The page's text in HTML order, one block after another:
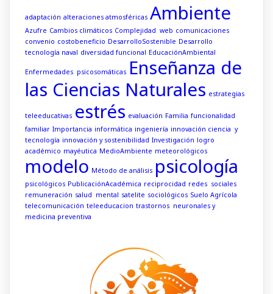
adaptación alteraciones atmosféricas Ambiente
Azufre Cambios climáticos Complejidad web comunicaciones
convenio costobeneficio DesarrolloSostenible Desarrollo
tecnología naval diversidad funcional EducaciónAmbiental
Enfermedades psicosomáticas Enseñanza de
las Ciencias Naturales estrategias
teleeducativas estrés evaluación Familia funcionalidad
familiar Importancia informática ingeniería innovación ciencia y
tecnología innovación y sostenibilidad Investigación logro
académico mayéutica MedioAmbiente meteorológicos
modelo Método de análisis psicología
psicológicos PublicaciónAcadémica reciprocidad redes sociales
remuneración salud mental satelite sociológicos Suelo Agrícola
telecomunicación teleeducacion trastornos neuronales y
medicina preventiva